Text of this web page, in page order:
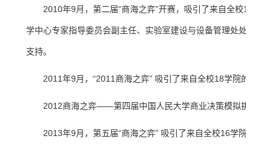
2010年9月，第二届“商海之弈”开赛，吸引了来自全校17学
学中心专家指导委员会副主任、实验室建设与设备管理处处长武
支持。
2011年9月，“2011商海之弈” 吸引了来自全校18学院的
2012商海之弈——第四届中国人民大学商业决策模拟挑战赛
2013年9月，第五届“商海之弈” 吸引了来自全校16学院的